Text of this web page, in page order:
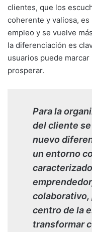
clientes, que los
coherente y valiosa,
empleo y se vuelve
la diferenciación es
usuarios puede
prosperar.
Para la
del cliente
nuevo
un entorno
colaborativo,
centro de la
transformar